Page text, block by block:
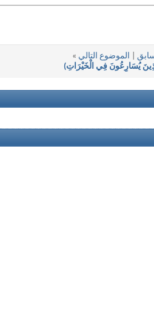
الموضوع التالي »
يُسَارِعُونَ فِي الْخَيْرَاتِ)